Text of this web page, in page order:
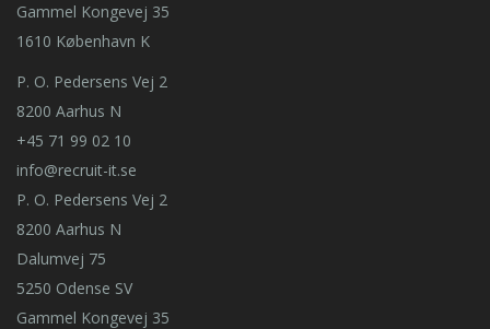
Gammel Kongevej 35
1610 København K
P. O. Pedersens Vej 2
8200 Aarhus N
+45 71 99 02 10
info@recruit-it.se
P. O. Pedersens Vej 2
8200 Aarhus N
Dalumvej 75
5250 Odense SV
Gammel Kongevej 35